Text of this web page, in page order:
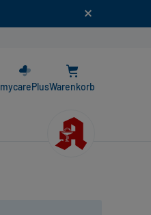
mycarePlusWarenkorb